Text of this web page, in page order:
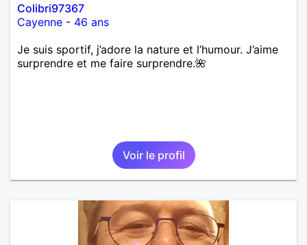
Colibri97367
Cayenne - 46 ans
Je suis sportif, j’adore la nature et l’humour. J’aime
surprendre et me faire surprendre.🌺
Voir le profil